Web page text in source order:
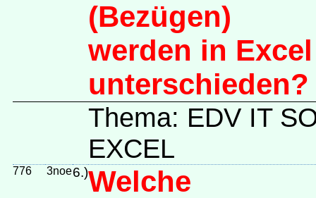
(Bezügen)
werden in Excel
unterschieden?
Thema: EDV IT
EXCEL
776 3noe6.)Welche